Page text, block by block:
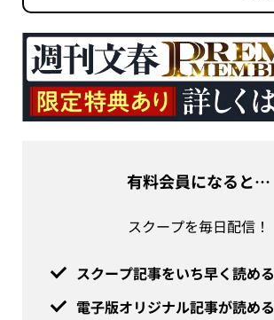
有料会員になると…
スクープを毎日配信！
スクープ記事をいち早く読める
電子版オリジナル記事が読める